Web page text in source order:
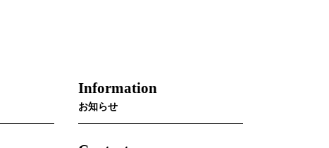
Information
お知らせ